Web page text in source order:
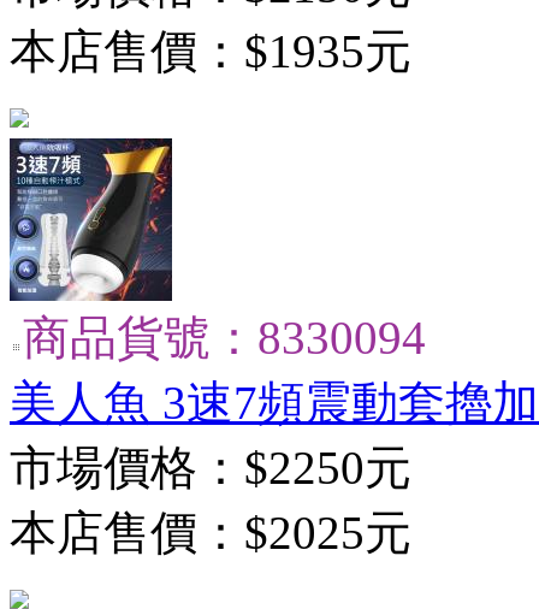
本店售價： $1935元
商品貨號：8330094
美人魚 3速7頻震動套擼
市場價格： $2250元
本店售價： $2025元